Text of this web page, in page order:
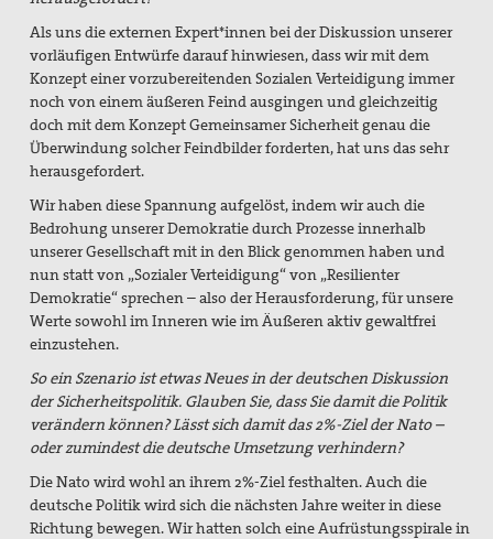
Als uns die externen Expert*innen bei der Diskussion unserer
vorläufigen Entwürfe darauf hinwiesen, dass wir mit dem
Konzept einer vorzubereitenden Sozialen Verteidigung immer
noch von einem äußeren Feind ausgingen und gleichzeitig
doch mit dem Konzept Gemeinsamer Sicherheit genau die
Überwindung solcher Feindbilder forderten, hat uns das sehr
herausgefordert.
Wir haben diese Spannung aufgelöst, indem wir auch die
Bedrohung unserer Demokratie durch Prozesse innerhalb
unserer Gesellschaft mit in den Blick genommen haben und
nun statt von „Sozialer Verteidigung“ von „Resilienter
Demokratie“ sprechen – also der Herausforderung, für unsere
Werte sowohl im Inneren wie im Äußeren aktiv gewaltfrei
einzustehen.
So ein Szenario ist etwas Neues in der deutschen Diskussion
der Sicherheitspolitik. Glauben Sie, dass Sie damit die Politik
verändern können? Lässt sich damit das 2%-Ziel der Nato –
oder zumindest die deutsche Umsetzung verhindern?
Die Nato wird wohl an ihrem 2%-Ziel festhalten. Auch die
deutsche Politik wird sich die nächsten Jahre weiter in diese
Richtung bewegen. Wir hatten solch eine Aufrüstungsspirale in